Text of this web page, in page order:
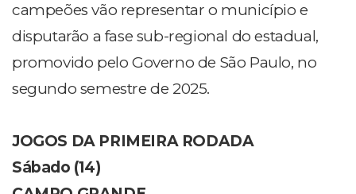
campeões vão representar o município e
disputarão a fase sub-regional do estadual,
promovido pelo Governo de São Paulo, no
segundo semestre de 2025.
JOGOS DA PRIMEIRA RODADA
Sábado (14)